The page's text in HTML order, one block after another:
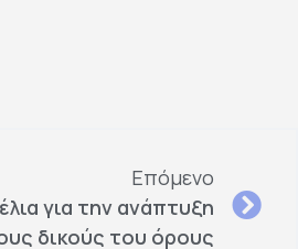
Επόμενο
για την ανάπτυξη
δικούς του όρους